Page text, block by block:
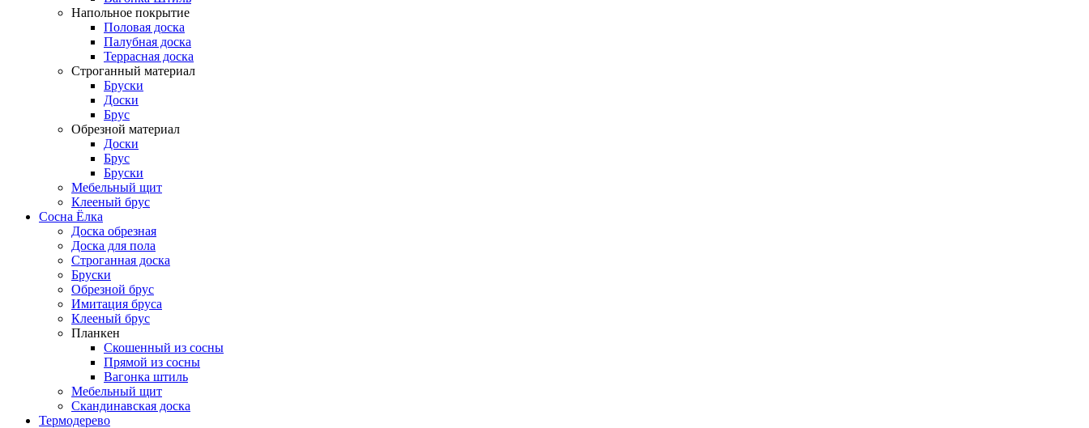
Напольное покрытие
Половая доска
Палубная доска
Террасная доска
Строганный материал
Бруски
Доски
Брус
Обрезной материал
Доски
Брус
Бруски
Мебельный щит
Клееный брус
Сосна Ёлка
Доска обрезная
Доска для пола
Строганная доска
Бруски
Обрезной брус
Имитация бруса
Клееный брус
Планкен
Скошенный из сосны
Прямой из сосны
Вагонка штиль
Мебельный щит
Скандинавская доска
Термодерево